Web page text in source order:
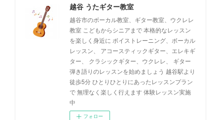
越谷 うたギター教室
越谷市のボーカル教室、ギター教室、ウクレレ
教室 こどもからシニアまで 本格的なレッスン
を楽しく身近に ボイストレーニング、ボーカル
レッスン、 アコースティックギター、エレキギ
ター、 クラシックギター、ウクレレ、 ギター
弾き語りのレッスンを始めましょう 越谷駅より
徒歩5分 ひとりひとりにあったレッスンプラン
で 無理なく楽しく行えます 体験レッスン実施
中
フォロー